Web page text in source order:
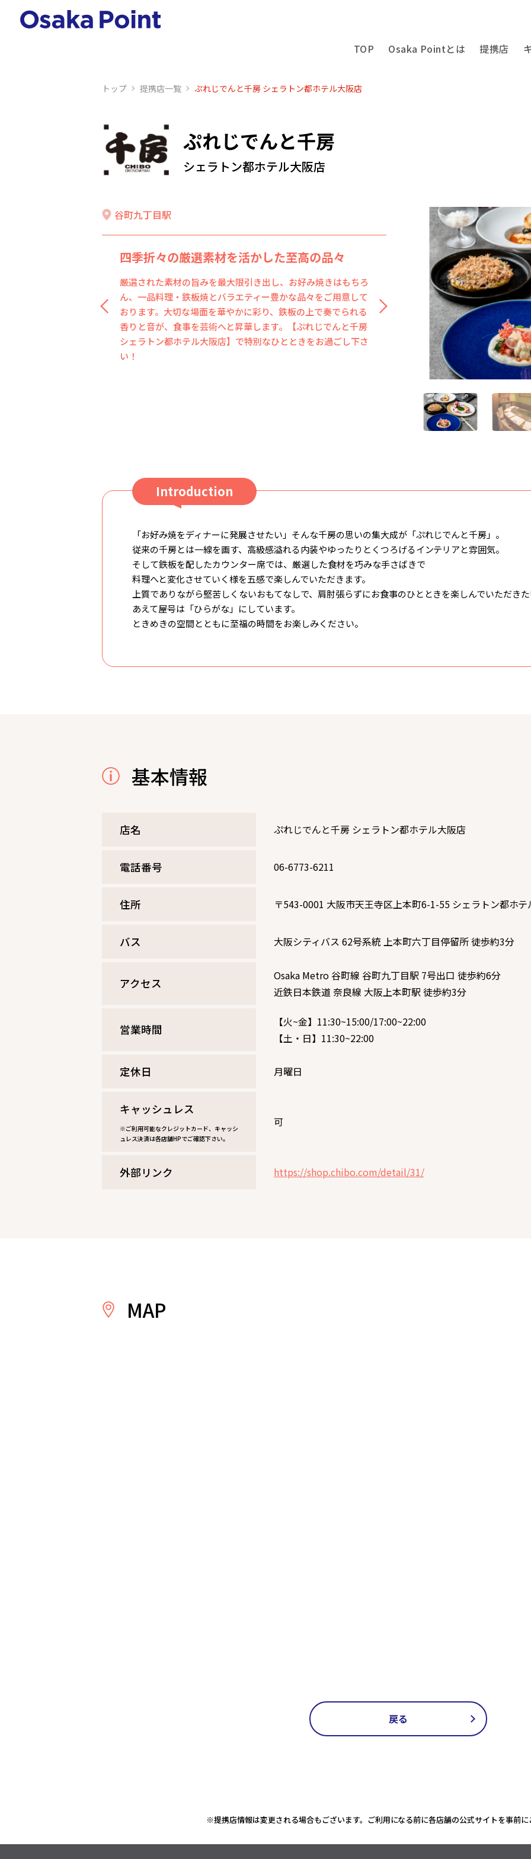
TOP Osaka Pointとは 提携店
トップ 提携店⼀覧 ぷれじでんと千房 シェラトン都ホテル大阪店
ぷれじでんと千房
シェラトン都ホテル大阪店
谷町九丁目駅
四季折々の厳選素材を活かした至高の品々
厳選された素材の旨みを最大限引き出し、お好み焼きはもちろ
ん、一品料理・鉄板焼とバラエティー豊かな品々をご用意して
おります。大切な場面を華やかに彩り、鉄板の上で奏でられる
香りと音が、食事を芸術へと昇華します。【ぷれじでんと千房
シェラトン都ホテル大阪店】で特別なひとときをお過ごし下さ
い！
高級感漂う、【和モダン】基調の店内
高級感漂う和モダンテイストの落ち着いた店内で、カウンター
席では、シェフの鉄板パフォーマンスを目の前に、厳選素材を
贅沢に使った品々を楽しめます。洗礼された気品あふれるイン
テリアと、千房らしいライブ感が調和した特別な空間が広がり
ます。
Introduction
「お好み焼をディナーに発展させたい」そんな千房の思いの集大成が「ぷれじでんと千房」。
従来の千房とは一線を画す、高級感溢れる内装やゆったりとくつろげるインテリアと雰囲気。
そして鉄板を配したカウンター席では、厳選した食材を巧みな手さばきで
料理へと変化させていく様を五感で楽しんでいただきます。
上質でありながら堅苦しくないおもてなしで、肩肘張らずにお食事のひとときを楽しんでいただきた
あえて屋号は「ひらがな」にしています。
ときめきの空間とともに至福の時間をお楽しみください。
基本情報
店名 ぷれじでんと千房 シェラトン都ホテル大阪店
電話番号 06-6773-6211
住所 〒543-0001 大阪市天王寺区上本町6-1-55 シェラトン都ホテ
バス 大阪シティバス 62号系統 上本町六丁目停留所 徒歩約3分
アクセス
Osaka Metro 谷町線 谷町九丁目駅 7号出口 徒歩約6分
近鉄日本鉄道 奈良線 大阪上本町駅 徒歩約3分
営業時間
【火~金】11:30~15:00/17:00~22:00
【土・日】11:30~22:00
定休⽇ 月曜日
キャッシュレス
※ご利用可能なクレジットカード、キャッシ
ュレス決済は各店舗HPでご確認下さい。
可
外部リンク https://shop.chibo.com/detail/31/
MAP
戻る
※提携店情報は変更される場合もございます。ご利用になる前に各店舗の公式サイトを事前に